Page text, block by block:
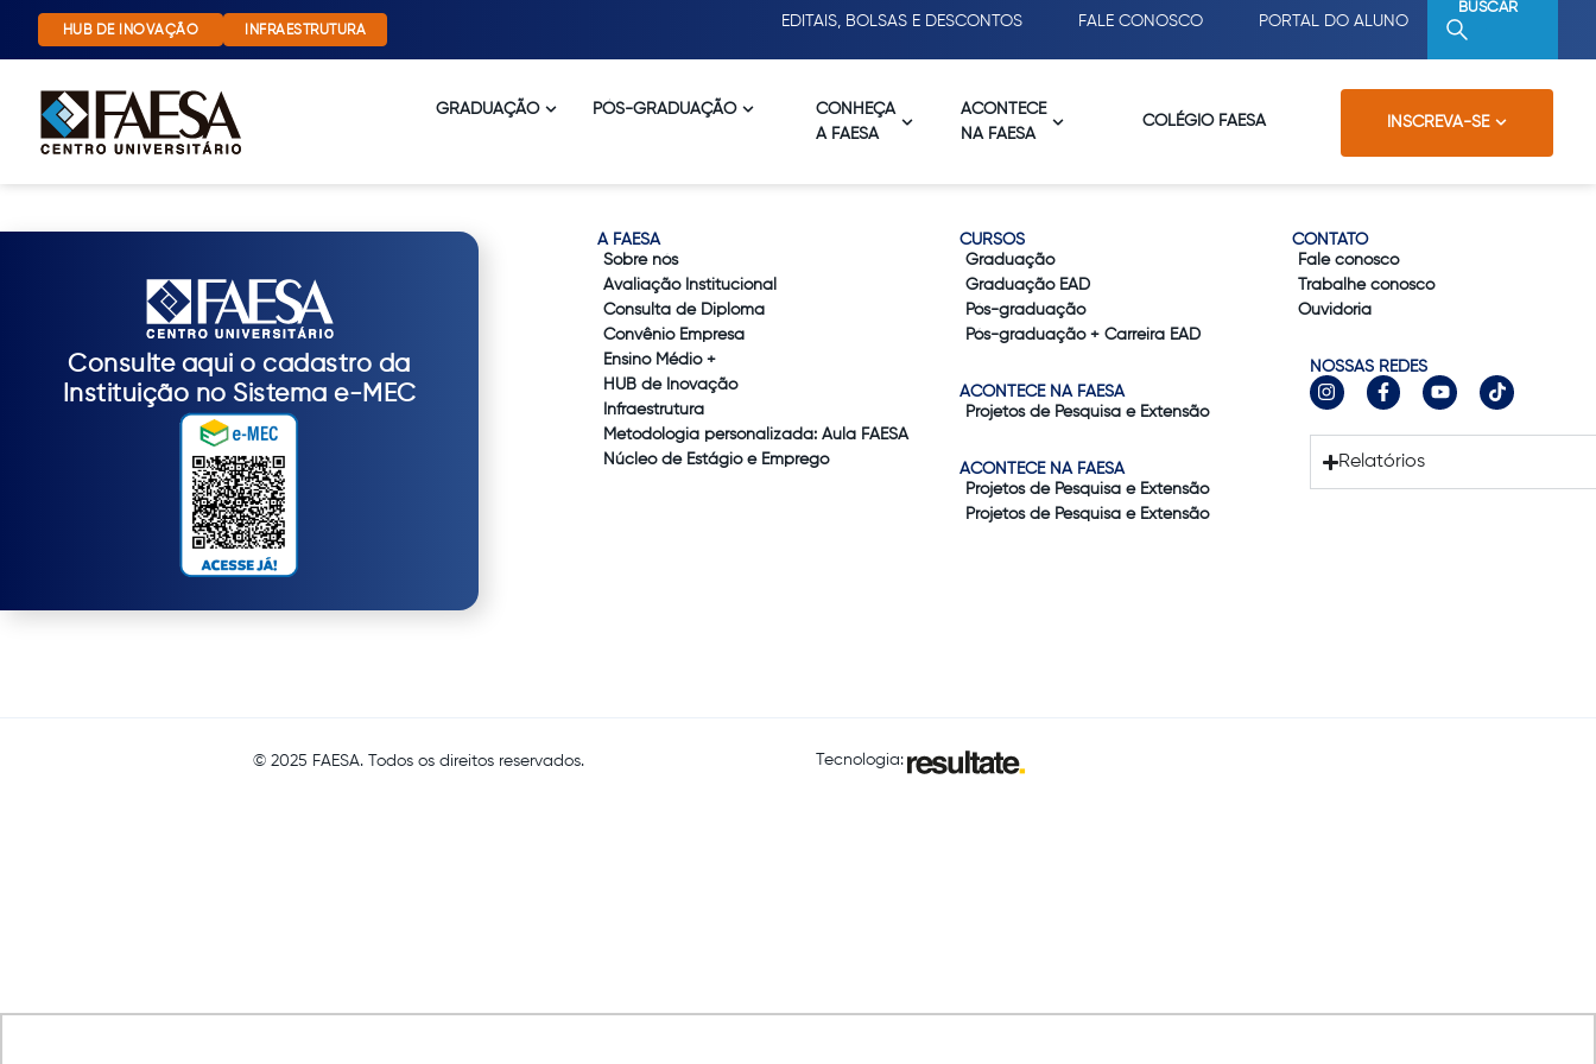
HUB DE INOVAÇÃO INFRAESTRUTURA
EDITAIS, BOLSAS E DESCONTOS FALE CONOSCO PORTAL DO ALUNO
BUSCAR
GRADUAÇÃO PÓS-GRADUAÇÃO
INSCREVA-SE
CONHEÇA
A FAESA
ACONTECE
NA FAESA
COLÉGIO FAESA
Consulte aqui o cadastro da
Instituição no Sistema e-MEC
A FAESA
Sobre nós
Avaliação Institucional
Consulta de Diploma
Convênio Empresa
Ensino Médio +
HUB de Inovação
Infraestrutura
Metodologia personalizada: Aula FAESA
Núcleo de Estágio e Emprego
CURSOS
Graduação
Graduação EAD
Pós-graduação
Pós-graduação + Carreira EAD
ACONTECE NA FAESA
Projetos de Pesquisa e Extensão
ACONTECE NA FAESA
Projetos de Pesquisa e Extensão
Projetos de Pesquisa e Extensão
CONTATO
Fale conosco
Trabalhe conosco
Ouvidoria
NOSSAS REDES
Relatórios
© 2025 FAESA. Todos os direitos reservados. Tecnologia: